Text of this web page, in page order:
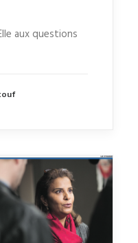
aux questions